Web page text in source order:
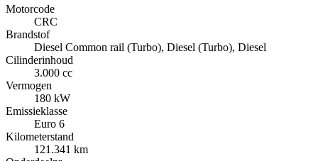
Motorcode
CRC
Brandstof
Diesel Common rail (Turbo), Diesel (Turbo), Diesel
Cilinderinhoud
3.000 cc
Vermogen
180 kW
Emissieklasse
Euro 6
Kilometerstand
121.341 km